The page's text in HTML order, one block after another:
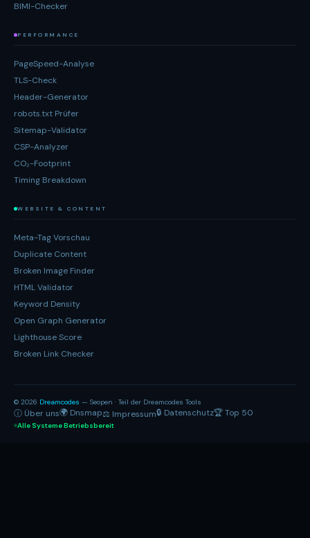
BIMI-Checker
PERFORMANCE
PageSpeed-Analyse
TLS-Check
Header-Generator
robots.txt Prüfer
Sitemap-Validator
CSP-Analyzer
CO₂-Footprint
Timing Breakdown
WEBSITE & CONTENT
Meta-Tag Vorschau
Duplicate Content
Broken Image Finder
HTML Validator
Keyword Density
Open Graph Generator
Lighthouse Score
Broken Link Checker
© 2026 Dreamcodes — Seopen · Teil der Dreamcodes Tools
ⓘ Über uns🌍 Dnsmap⚖ Impressum🔒 Datenschutz🏆 Top 50
Alle Systeme Betriebsbereit